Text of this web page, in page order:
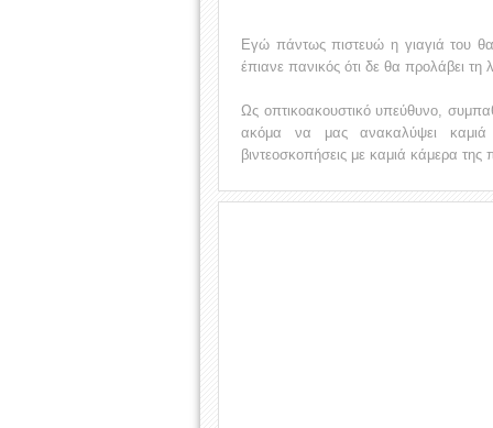
Εγώ πάντως πιστευώ η γιαγιά του
έπιανε πανικός ότι δε θα προλάβει
Ως οπτικοακουστικό υπεύθυνο,
ακόμα να μας ανακαλύψει καμιά
βιντεοσκοπήσεις με καμιά κάμερα της